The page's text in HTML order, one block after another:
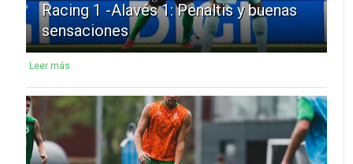
Racing 1 -Alavés 1: Penaltis y buenas
sensaciones
Leer más